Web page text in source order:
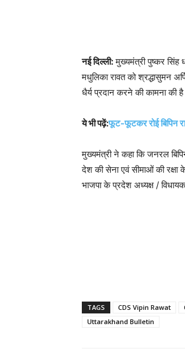
नई दिल्ली:मुख्यमंत्री पुष्कर सिंह
मधुलिका रावत को श्रद्धासुमन
धैर्य प्रदान करने की कामना की
ये भी पढ़ें:फूट-फूटकर रोई बिपिन
मुख्यमंत्री ने कहा कि जनरल
देश की सेना एवं सीमाओं की रक्षा
भाजपा के प्रदेश अध्यक्ष /
TAGS CDS Vipin Rawat
Uttarakhand Bulletin